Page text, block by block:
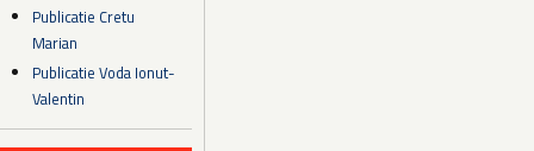
Publicatie Cretu
Marian
Publicatie Voda Ionut-
Valentin